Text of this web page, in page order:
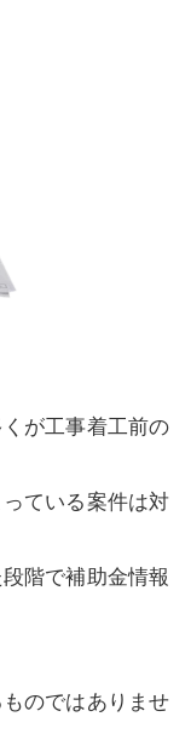
が工事着工前の
ている案件は対
階で補助金情報
のではありませ